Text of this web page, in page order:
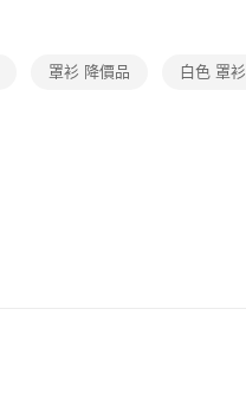
https://aftee.tw/terms/#terms3
罩衫 降價品 白色 罩衫